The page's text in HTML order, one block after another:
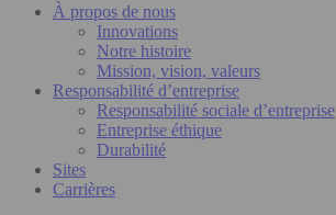
À propos de nous
Innovations
Notre histoire
Mission, vision, valeurs
Responsabilité d’entreprise
Responsabilité sociale d’entreprise
Entreprise éthique
Durabilité
Sites
Carrières